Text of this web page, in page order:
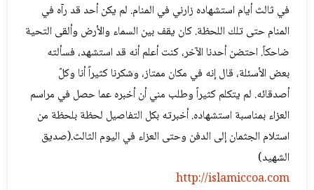
في ثالث أيام استشهاده زارني في المنام. لم يكن أحد قد رآه في
المنام حتى تلك اللحظة. كان يقف بين السماء والأرض وألقى التحية
ضاحكاً. احتضن أحدنا الآخر، كنت أعلم أنه قد استشهد، فسألته
بعض الأسئلة، قال إنه في مكان ممتاز، وشكرنا كثيراً أنا وكلّ
أصدقائه. لم يتكلم كثيراً وطلب مني أن أخبره عما حصل في مراسم
العزاء بمناسبة استشهاده. أخبرته بكل التفاصيل لحظة بلحظة من
استلام الجثمان إلى الدفن وحتى العزاء في اليوم الثالث.(صديق
الشهيد)
http://islamiccoa.com